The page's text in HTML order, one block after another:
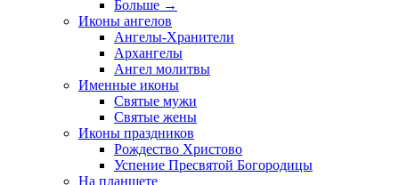
Больше →
Иконы ангелов
Ангелы-Хранители
Архангелы
Ангел молитвы
Именные иконы
Святые мужи
Святые жены
Иконы праздников
Рождество Христово
Успение Пресвятой Богородицы
На планшете